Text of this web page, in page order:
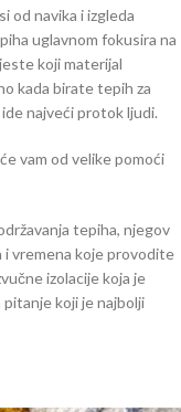
od navika i izgleda
uglavnom fokusira na
koji materijal
kada birate tepih za
najveći protok ljudi.
vam od velike pomoći
tepiha, njegov
i vremena koje provodite
izolacije koja je
koji je najbolji